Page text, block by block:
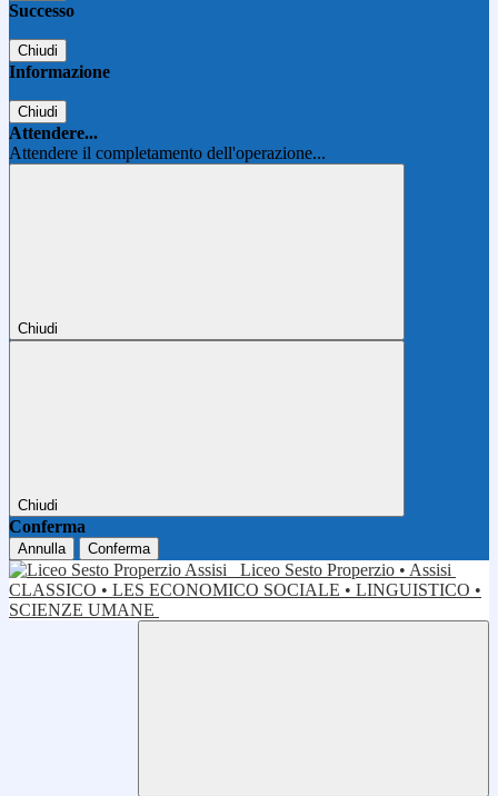
Successo
Chiudi
Informazione
Chiudi
Attendere...
Attendere il completamento dell'operazione...
Chiudi
Chiudi
Conferma
Annulla Conferma
Liceo Sesto Properzio • Assisi
CLASSICO • LES ECONOMICO SOCIALE • LINGUISTICO •
SCIENZE UMANE